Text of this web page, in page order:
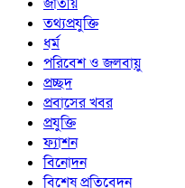
তথ্যপ্রযুক্তি
ধর্ম
পরিবেশ ও জলবায়ু
প্রচ্ছদ
প্রবাসের খবর
প্রযুক্তি
ফ্যাশন
বিনোদন
বিশেষ প্রতিবেদন